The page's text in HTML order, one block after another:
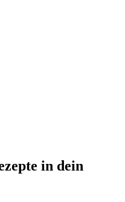
in dein